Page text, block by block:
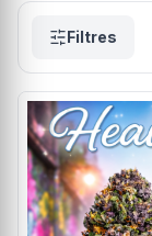
Filtres